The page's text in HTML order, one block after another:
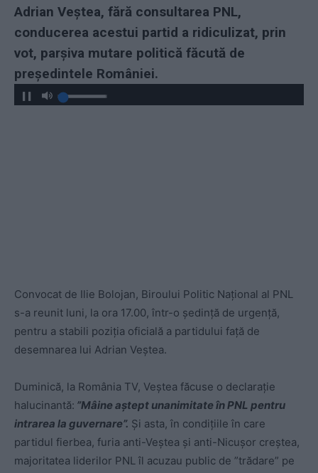
Adrian Veștea, fără consultarea PNL,
conducerea acestui partid a ridiculizat, prin
vot, parșiva mutare politică făcută de
președintele României.
Convocat de Ilie Bolojan, Biroului Politic Național al PNL
s-a reunit luni, la ora 17.00, într-o ședință de urgență,
pentru a stabili poziția oficială a partidului față de
desemnarea lui Adrian Veștea.
Duminică, la România TV, Veștea făcuse o declarație
halucinantă: ”Mâine aștept unanimitate în PNL pentru
intrarea la guvernare”. Și asta, în condițiile în care
partidul fierbea, furia anti-Veștea și anti-Nicușor creștea,
majoritatea liderilor PNL îl acuzau public de ”trădare” pe